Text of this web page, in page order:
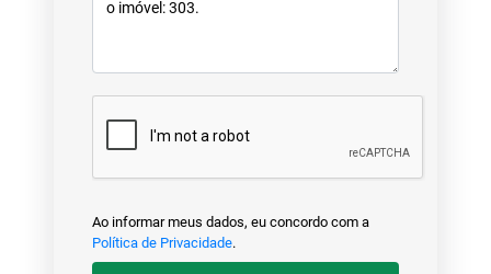
Ao informar meus dados, eu concordo com a
Política de Privacidade.